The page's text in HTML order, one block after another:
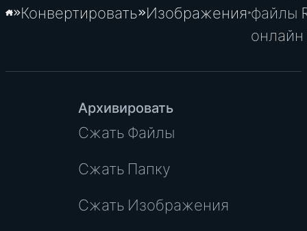
Главная
Конвертировать Изображения файлы
онлайн
Архивировать
Сжать Файлы
Сжать Папку
Сжать Изображения